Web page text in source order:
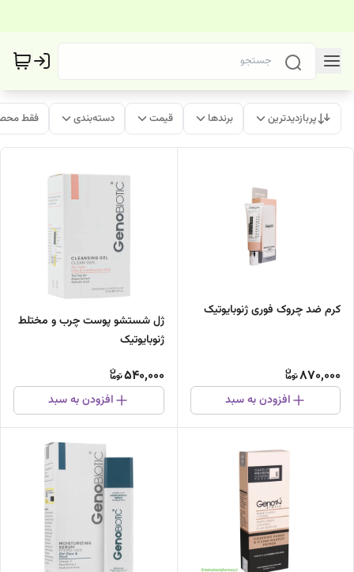
پربازدیدترین برندها قیمت دسته‌بندی فقط
کرم ضد چروک فوری ژنوبایوتیک
870,000
افزودن به سبد
ژل شستشو پوست چرب و مختلط
ژنوبایوتیک
540,000
افزودن به سبد